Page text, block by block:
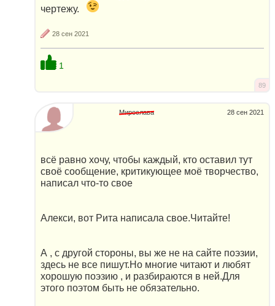
чертежу.
28 сен 2021
1
89
28 сен 2021
Мирослава
всё равно хочу, чтобы каждый, кто оставил тут
своё сообщение, критикующее моё творчество,
написал что-то свое
Алекси, вот Рита написала свое.Читайте!
А , с другой стороны, вы же не на сайте поэзии,
здесь не все пишут.Но многие читают и любят
хорошую поэзию , и разбираются в ней.Для
этого поэтом быть не обязательно.